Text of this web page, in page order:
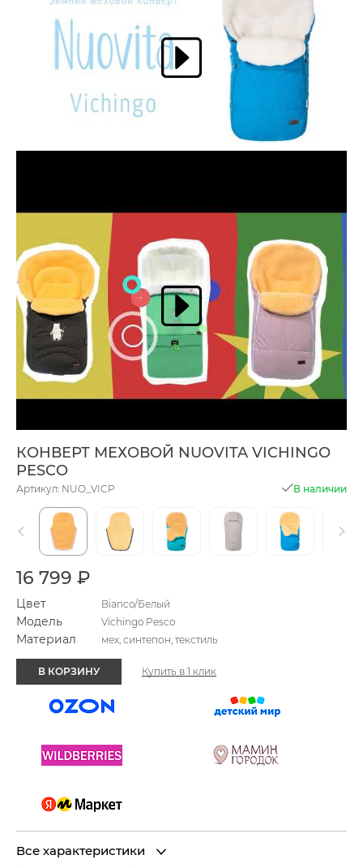
КОНВЕРТ МЕХОВОЙ NUOVITA VICHINGO
PESCO
Артикул: NUO_VICP В наличии
16 799 ₽
Цвет Bianco/Белый
Модель Vichingo Pesco
Материал мех, синтепон, текстиль
В КОРЗИНУ Купить в 1 клик
Все характеристики